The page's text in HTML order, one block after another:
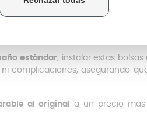
un aire más limpio
, se evitan las roturas incluso con
estándar, instalar estas
complicaciones, asegurando
al original a un precio